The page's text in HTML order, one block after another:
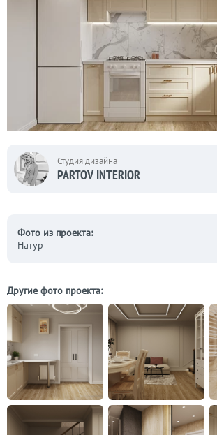
Студия дизайна
PARTOV INTERIOR
Фото из проекта:
Натур
Другие фото проекта: